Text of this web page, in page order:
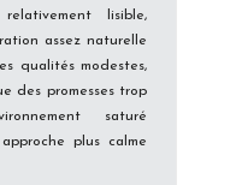
lisible,
assez naturelle
qualités modestes,
des promesses trop
saturé
plus calme